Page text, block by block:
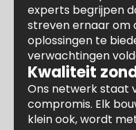
experts begrijpen
streven ernaar om
oplossingen te
verwachtingen
Kwaliteit
Ons netwerk staat
compromis. Elk
klein ook, wordt